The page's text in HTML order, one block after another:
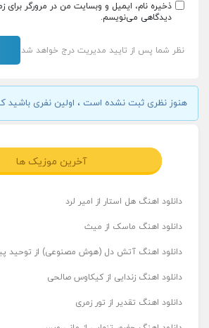
ذخیره نام، ایمیل و وبسایت من در مرورگر برای
دیدگاهی می‌نویسم.
نظر شما پس از تایید مدیریت درج خواهد شد
هنوز نظری ثبت نشده است ، اولین نفری باشید
آخرین موزیک ها
دانلود اهنگ هل استار از امیر لرد
دانلود اهنگ ماسک از میث
دانلود اهنگ آتش دل (هوش مصنوعی) از توحید
دانلود اهنگ زندایی از کیکاوس صالحی
دانلود اهنگ تقدیر از تور زمری